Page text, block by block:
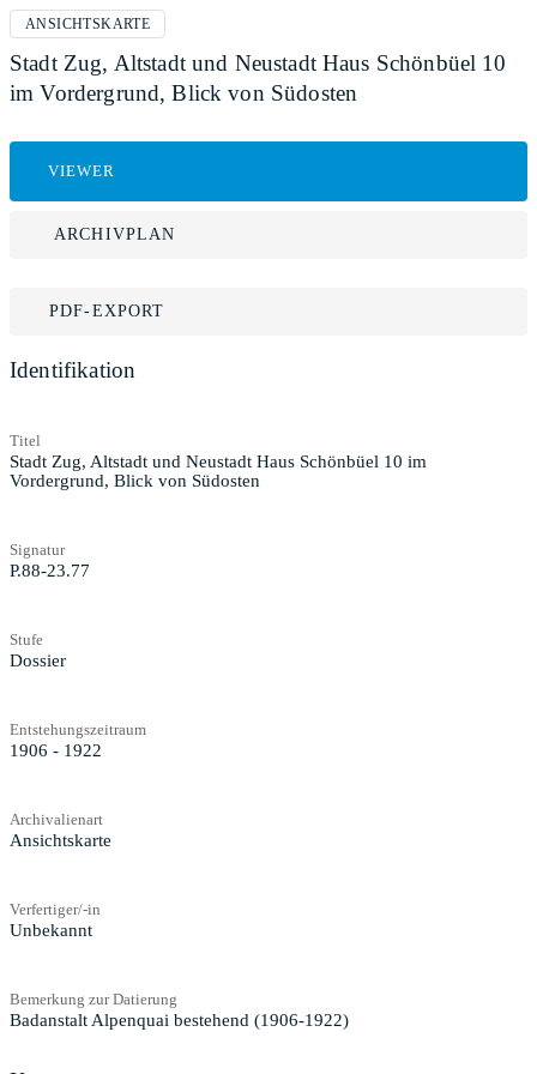
ANSICHTSKARTE
Stadt Zug, Altstadt und Neustadt Haus Schönbüel 10
im Vordergrund, Blick von Südosten
VIEWER
ARCHIVPLAN
PDF-EXPORT
Identifikation
Titel
Stadt Zug, Altstadt und Neustadt Haus Schönbüel 10 im
Vordergrund, Blick von Südosten
Signatur
P.88-23.77
Stufe
Dossier
Entstehungszeitraum
1906 - 1922
Archivalienart
Ansichtskarte
Verfertiger/-in
Unbekannt
Bemerkung zur Datierung
Badanstalt Alpenquai bestehend (1906-1922)